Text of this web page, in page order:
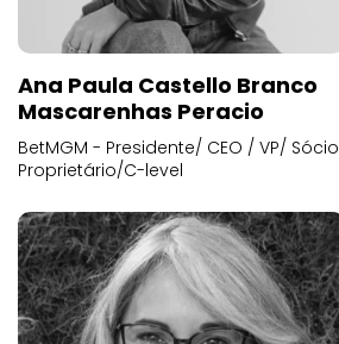
Ana Paula Castello Branco
Mascarenhas Peracio
BetMGM - Presidente/ CEO / VP/ Sócio
Proprietário/C-level